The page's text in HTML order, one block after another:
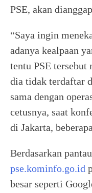
PSE, akan
“Saya ingin
adanya kealpaan
tentu PSE
dia tidak terdaftar
sama dengan
cetusnya, saat
di Jakarta,
Berdasarkan
pse.kominfo.go.id
besar seperti